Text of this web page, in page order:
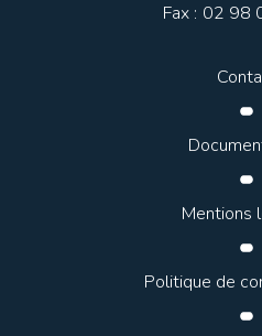
Fax : 02 98
Mentions
Politique de